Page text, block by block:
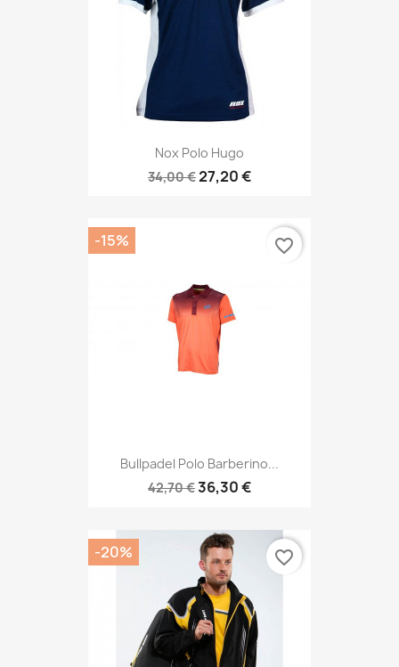
Nox Polo Hugo
34,00 €27,20 €
Bullpadel Polo Barberino...
42,70 €36,30 €
-15% favorite_border
-20% favorite_border